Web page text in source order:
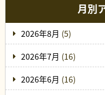
月別
2026年8月 (5)
2026年7月 (16)
2026年6月 (16)